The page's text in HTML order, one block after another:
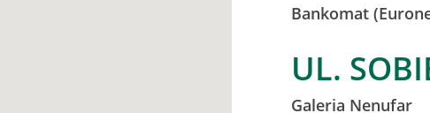
Bankomat
UL.
Galeria Nenufar